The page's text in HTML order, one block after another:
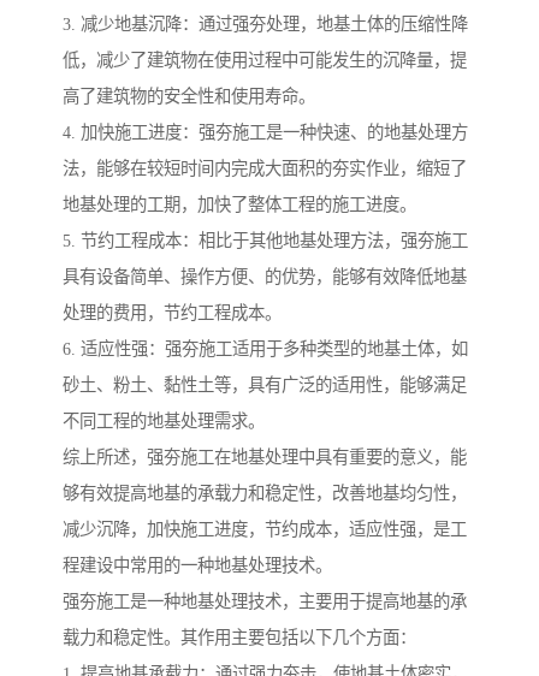
3. 减少地基沉降：通过强夯处理，地基土体的压缩性降
低，减少了建筑物在使用过程中可能发生的沉降量，提
高了建筑物的安全性和使用寿命。
4. 加快施工进度：强夯施工是一种快速、的地基处理方
法，能够在较短时间内完成大面积的夯实作业，缩短了
地基处理的工期，加快了整体工程的施工进度。
5. 节约工程成本：相比于其他地基处理方法，强夯施工
具有设备简单、操作方便、的优势，能够有效降低地基
处理的费用，节约工程成本。
6. 适应性强：强夯施工适用于多种类型的地基土体，如
砂土、粉土、黏性土等，具有广泛的适用性，能够满足
不同工程的地基处理需求。
综上所述，强夯施工在地基处理中具有重要的意义，能
够有效提高地基的承载力和稳定性，改善地基均匀性，
减少沉降，加快施工进度，节约成本，适应性强，是工
程建设中常用的一种地基处理技术。
强夯施工是一种地基处理技术，主要用于提高地基的承
载力和稳定性。其作用主要包括以下几个方面：